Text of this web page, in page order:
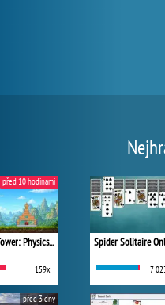
One Shot Tower: Physics Destroyer
159x
před 10 hodinami
před 3 dny
Spider Solitaire
7